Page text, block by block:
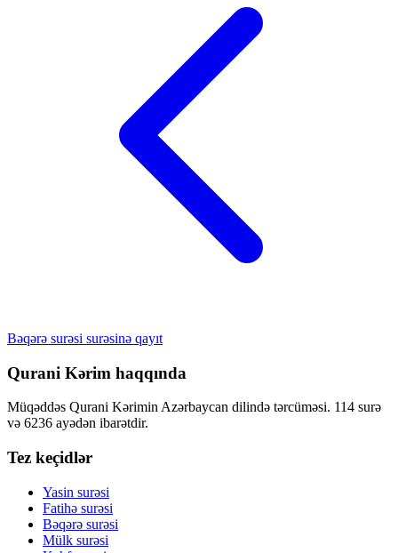
Bəqərə surəsi surəsinə qayıt
Qurani Kərim haqqında
Müqəddəs Qurani Kərimin Azərbaycan dilində tərcüməsi. 114 surə
və 6236 ayədən ibarətdir.
Tez keçidlər
Yasin surəsi
Fatihə surəsi
Bəqərə surəsi
Mülk surəsi